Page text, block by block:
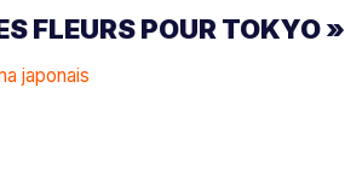
POUR TOKYO »
japonais